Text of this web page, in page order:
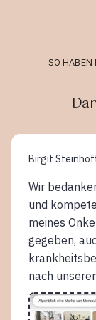
SO HABEN
Birgit
Wir
und
meines
gegeben,
nach